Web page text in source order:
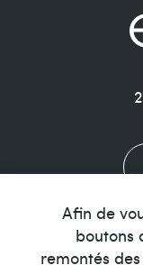
Afin de
boutons
remontés